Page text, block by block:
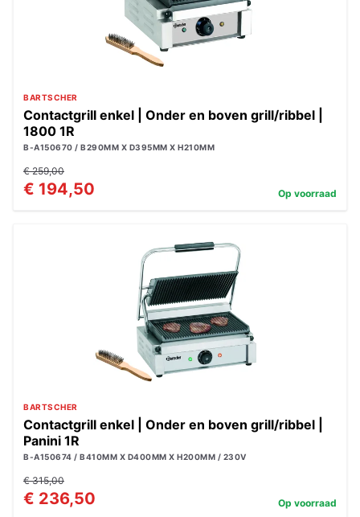
BARTSCHER
Contactgrill enkel | Onder en boven grill/ribbel |
1800 1R
B-A150670 / B290MM X D395MM X H210MM
€ 259,00
€ 194,50 Op voorraad
BARTSCHER
Contactgrill enkel | Onder en boven grill/ribbel |
Panini 1R
B-A150674 / B410MM X D400MM X H200MM / 230V
€ 315,00
€ 236,50 Op voorraad